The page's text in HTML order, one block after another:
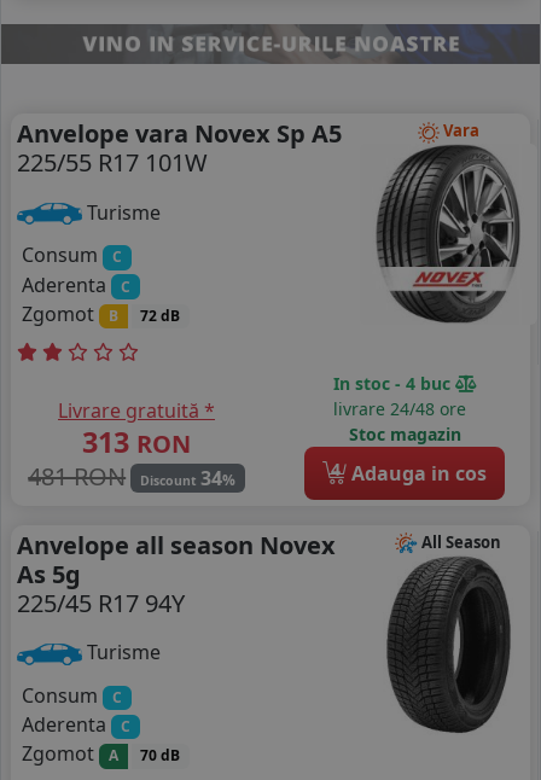
Vara
Anvelope vara Novex Sp A5
225/55 R17 101W
Turisme
Consum
C
Aderenta C
Zgomot B 72 dB
Livrare gratuită *
313 RON
481 RON
Discount 34%
In stoc - 4 buc
livrare 24/48 ore
Stoc magazin
4 Adauga in cos
All Season
Anvelope all season Novex
As 5g
225/45 R17 94Y
Turisme
Consum
C
Aderenta C
Zgomot A 70 dB